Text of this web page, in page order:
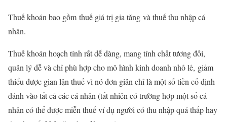
Thuế khoán bao gồm thuế giá trị gia tăng và thuế thu nhập cá
nhân.
Thuế khoán hoạch tính rất dễ dàng, mang tính chất tương đối,
quản lý dễ và chỉ phù hợp cho mô hình kinh doanh nhỏ lẻ, giảm
thiểu được gian lận thuế vì nó đơn giản chỉ là một số tiền cố định
đánh vào tất cả các cá nhân (tất nhiên có trường hợp một số cá
nhân có thể được miễn thuế ví dụ người có thu nhập quá thấp hay